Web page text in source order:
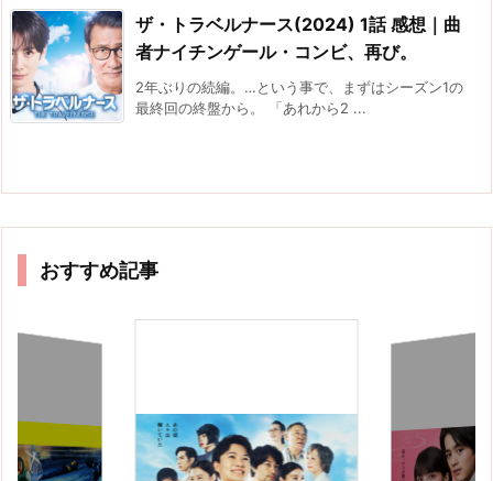
ザ・トラベルナース(2024) 1話 感想｜曲
者ナイチンゲール・コンビ、再び。
2年ぶりの続編。…という事で、まずはシーズン1の
最終回の終盤から。 「あれから2 ...
おすすめ記事